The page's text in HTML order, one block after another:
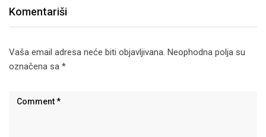
Komentariši
Vaša email adresa neće biti objavljivana. Neophodna polja su
označena sa *